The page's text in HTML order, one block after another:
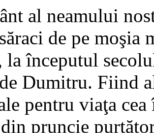
al neamului
de pe
la începutul
Dumitru. Fiind
pentru viaţa
pruncie